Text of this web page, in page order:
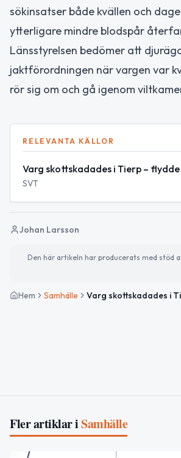
sökinsatser både kvällen och
ytterligare mindre blodspår
Länsstyrelsen bedömer att
jaktförordningen när vargen var
rör sig om och gå igenom
RELEVANTA KÄLLOR
Varg skottskadades i Tierp –
SVT
Johan Larsson
Den här artikeln har producerats med stöd
Hem Samhälle
Fler artiklar iSamhälle